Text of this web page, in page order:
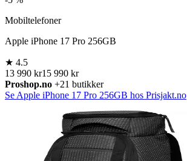
Mobiltelefoner
Apple iPhone 17 Pro 256GB
★ 4.5
13 990 kr15 990 kr
Proshop.no +21 butikker
Se Apple iPhone 17 Pro 256GB hos Prisjakt.no